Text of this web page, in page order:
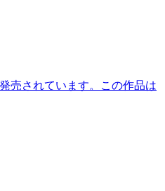
売されています。この作品は